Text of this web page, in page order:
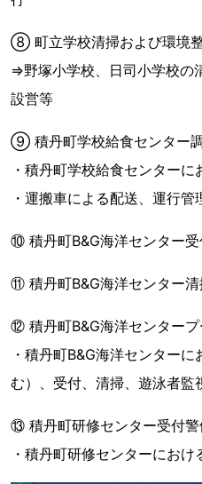
⑧ 町立学校清掃および環境
⇒野塚小学校、日司小学校の
設営等
⑨ 積丹町学校給食センター
・積丹町学校給食センター
・運搬車による配送、運行管
⑩ 積丹町B&G海洋センター受
⑪ 積丹町B&G海洋センター清
⑫ 積丹町B&G海洋センター
・積丹町B&G海洋センター
む）、受付、清掃、遊泳者監
⑬ 積丹町研修センター受付警
・積丹町研修センターにお